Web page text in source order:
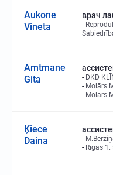
Aukone
Vineta
врач
Amtmane
Gita
DKD
Molārs
Molārs
Ķiece
Daina
Rīgas